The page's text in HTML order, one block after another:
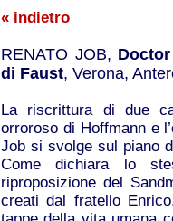
« indietro
RENATO JOB,
di Faust, Verona,
La riscrittura di due
orroroso di Hoffmann e
Job si svolge sul piano
Come dichiara lo
riproposizione del
creati dal fratello